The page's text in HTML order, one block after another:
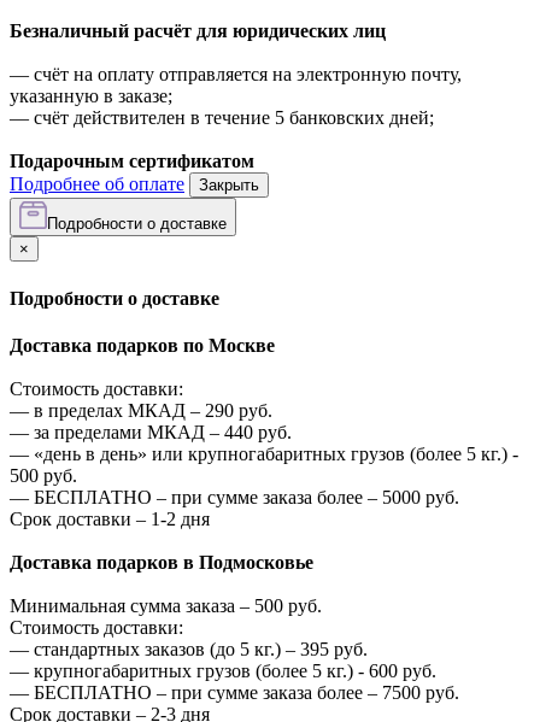
Безналичный расчёт для юридических лиц
— счёт на оплату отправляется на электронную почту,
указанную в заказе;
— счёт действителен в течение 5 банковских дней;
Подарочным сертификатом
Подробнее об оплате
Закрыть
Подробности о доставке
×
Подробности о доставке
Доставка подарков по Москве
Стоимость доставки:
— в пределах МКАД – 290 руб.
— за пределами МКАД – 440 руб.
— «день в день» или крупногабаритных грузов (более 5 кг.) -
500 руб.
— БЕСПЛАТНО – при сумме заказа более – 5000 руб.
Срок доставки – 1-2 дня
Доставка подарков в Подмосковье
Минимальная сумма заказа – 500 руб.
Стоимость доставки:
— стандартных заказов (до 5 кг.) – 395 руб.
— крупногабаритных грузов (более 5 кг.) - 600 руб.
— БЕСПЛАТНО – при сумме заказа более – 7500 руб.
Срок доставки – 2-3 дня